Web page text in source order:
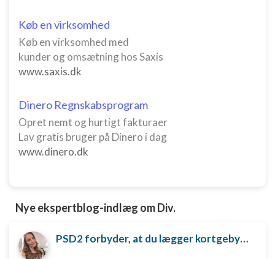
Køb en virksomhed
Køb en virksomhed med
kunder og omsætning hos Saxis
www.saxis.dk
Dinero Regnskabsprogram
Opret nemt og hurtigt fakturaer
Lav gratis bruger på Dinero i dag
www.dinero.dk
Nye ekspertblog-indlæg om Div.
PSD2 forbyder, at du lægger kortgebyret ud til dine kunder fra 1. januar 2018
Måle annonceringseffektivitet
Måle indholdseffektivitet
Forstå målgrupper gennem statistikker eller
kilder
Udvikle og forbedre tjenester
Bruge begrænsede oplysninger til at vælge
placeringsoplysninger
Identificere enheder baseret på aktivt
anmodede oplysninger